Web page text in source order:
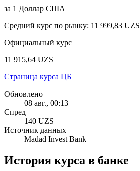
за 1 Доллар США
Средний курс по рынку: 11 999,83 UZS
Официальный курс
11 915,64 UZS
Страница курса ЦБ
Обновлено
08 авг., 00:13
Спред
140 UZS
Источник данных
Madad Invest Bank
История курса в банке